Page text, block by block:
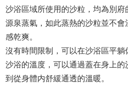
沙浴區域所使用的沙粒，均為別
源泉蒸氣，如此蒸熱的沙粒並不
感乾爽。
沒有時間限制，可以在沙浴區平躺
沙浴的溫度，可以通過蓋在身上
到從身體内舒緩通透的溫暖。